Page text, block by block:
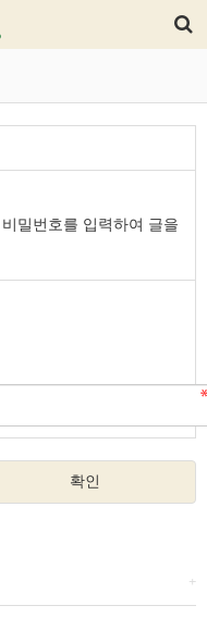
밀번호를 입력하여 글을
확인
+